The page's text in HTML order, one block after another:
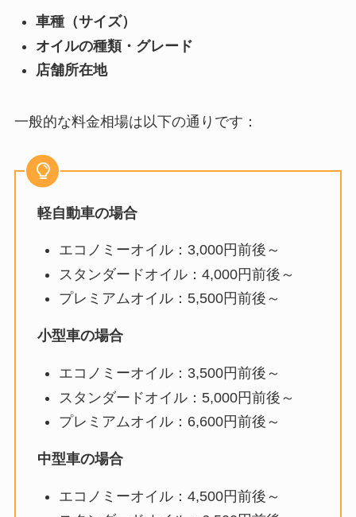
車種（サイズ）
オイルの種類・グレード
店舗所在地
一般的な料金相場は以下の通りです：
軽自動車の場合
エコノミーオイル：3,000円前後～
スタンダードオイル：4,000円前後～
プレミアムオイル：5,500円前後～
小型車の場合
エコノミーオイル：3,500円前後～
スタンダードオイル：5,000円前後～
プレミアムオイル：6,600円前後～
中型車の場合
エコノミーオイル：4,500円前後～